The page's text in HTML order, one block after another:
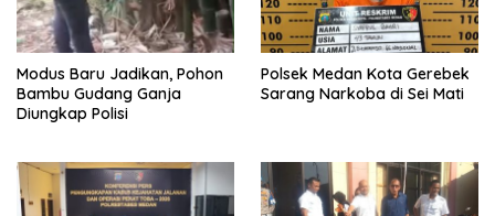
Modus Baru Jadikan, Pohon
Bambu Gudang Ganja
Diungkap Polisi
Polsek Medan Kota Gerebek
Sarang Narkoba di Sei Mati